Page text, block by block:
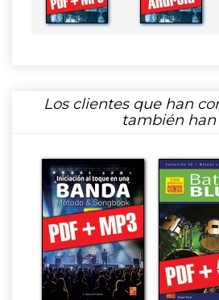
Los clientes que han
también